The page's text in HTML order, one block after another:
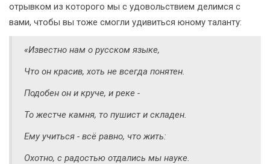
отрывком из которого мы с удовольствием делимся с
вами, чтобы вы тоже смогли удивиться юному таланту:
«Известно нам о русском языке,
Что он красив, хоть не всегда понятен.
Подобен он и круче, и реке -
То жестче камня, то пушист и складен.
Ему учиться - всё равно, что жить:
Охотно, с радостью отдались мы науке.